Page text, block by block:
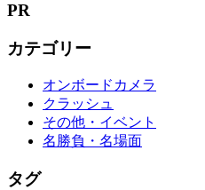
PR
カテゴリー
オンボードカメラ
クラッシュ
その他・イベント
名勝負・名場面
タグ